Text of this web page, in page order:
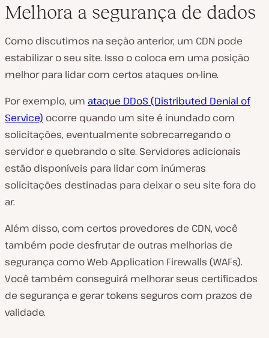
Melhora a segurança de dados
Como discutimos na seção anterior, um CDN pode
estabilizar o seu site. Isso o coloca em uma posição
melhor para lidar com certos ataques on-line.
Por exemplo, um ataque DDoS (Distributed Denial of
Service) ocorre quando um site é inundado com
solicitações, eventualmente sobrecarregando o
servidor e quebrando o site. Servidores adicionais
estão disponíveis para lidar com inúmeras
solicitações destinadas para deixar o seu site fora do
ar.
Além disso, com certos provedores de CDN, você
também pode desfrutar de outras melhorias de
segurança como Web Application Firewalls (WAFs).
Você também conseguirá melhorar seus certificados
de segurança e gerar tokens seguros com prazos de
validade.